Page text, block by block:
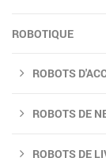
ROBOTIQUE
ROBOTS
ROBOTS DE
ROBOTS DE